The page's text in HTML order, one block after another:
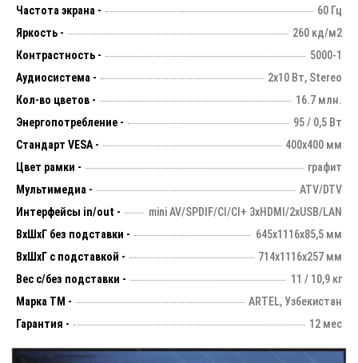
Частота экрана -
60 Гц
Яркость -
260 кд/м2
Контрастность -
5000-1
Аудиосистема -
2х10 Вт, Stereo
Кол-во цветов -
16.7 млн.
Энергопотребление -
95 / 0,5 Вт
Стандарт VESA -
400х400 мм
Цвет рамки -
графит
Мультимедиа -
ATV/DTV
Интерфейсы in/out -
mini AV/SPDIF/CI/CI+ 3xHDMI/2xUSB/LAN
ВхШхГ без подставки -
645х1116х85,5 мм
ВхШхГ с подставкой -
714x1116x257 мм
Вес с/без подставки -
11 / 10,9 кг
Марка ТМ -
ARTEL, Узбекистан
Гарантия -
12 мес